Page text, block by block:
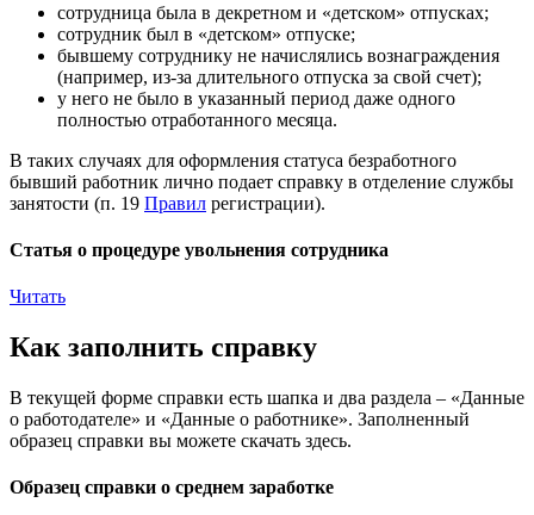
сотрудница была в декретном и «детском» отпусках;
сотрудник был в «детском» отпуске;
бывшему сотруднику не начислялись вознаграждения
(например, из-за длительного отпуска за свой счет);
у него не было в указанный период даже одного
полностью отработанного месяца.
В таких случаях для оформления статуса безработного
бывший работник лично подает справку в отделение службы
занятости (п. 19 Правил регистрации).
Статья о процедуре увольнения сотрудника
Читать
Как заполнить справку
В текущей форме справки есть шапка и два раздела – «Данные
о работодателе» и «Данные о работнике». Заполненный
образец справки вы можете скачать здесь.
Образец справки о среднем заработке